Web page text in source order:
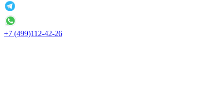
+7 (499)112-42-26